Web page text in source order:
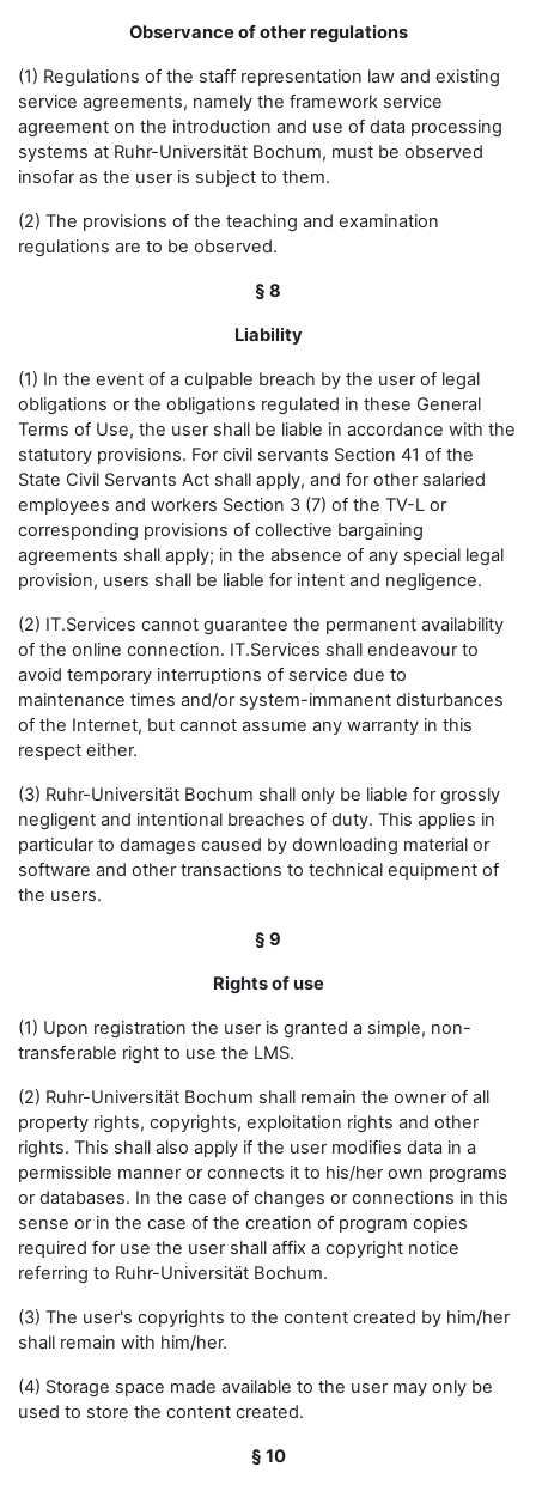
Observance of other regulations
(1) Regulations of the staff representation law and existing
service agreements, namely the framework service
agreement on the introduction and use of data processing
systems at Ruhr-Universität Bochum, must be observed
insofar as the user is subject to them.
(2) The provisions of the teaching and examination
regulations are to be observed.
§ 8
Liability
(1) In the event of a culpable breach by the user of legal
obligations or the obligations regulated in these General
Terms of Use, the user shall be liable in accordance with the
statutory provisions. For civil servants Section 41 of the
State Civil Servants Act shall apply, and for other salaried
employees and workers Section 3 (7) of the TV-L or
corresponding provisions of collective bargaining
agreements shall apply; in the absence of any special legal
provision, users shall be liable for intent and negligence.
(2) IT.Services cannot guarantee the permanent availability
of the online connection. IT.Services shall endeavour to
avoid temporary interruptions of service due to
maintenance times and/or system-immanent disturbances
of the Internet, but cannot assume any warranty in this
respect either.
(3) Ruhr-Universität Bochum shall only be liable for grossly
negligent and intentional breaches of duty. This applies in
particular to damages caused by downloading material or
software and other transactions to technical equipment of
the users.
§ 9
Rights of use
(1) Upon registration the user is granted a simple, non-
transferable right to use the LMS.
(2) Ruhr-Universität Bochum shall remain the owner of all
property rights, copyrights, exploitation rights and other
rights. This shall also apply if the user modifies data in a
permissible manner or connects it to his/her own programs
or databases. In the case of changes or connections in this
sense or in the case of the creation of program copies
required for use the user shall affix a copyright notice
referring to Ruhr-Universität Bochum.
(3) The user's copyrights to the content created by him/her
shall remain with him/her.
(4) Storage space made available to the user may only be
used to store the content created.
§ 10